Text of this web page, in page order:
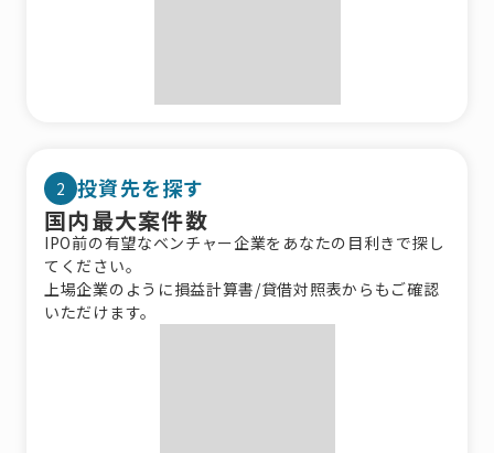
2 投資先を探す
国内最大案件数
IPO前の有望なベンチャー企業をあなたの目利きで探し
てください。
上場企業のように損益計算書/貸借対照表からもご確認
いただけます。